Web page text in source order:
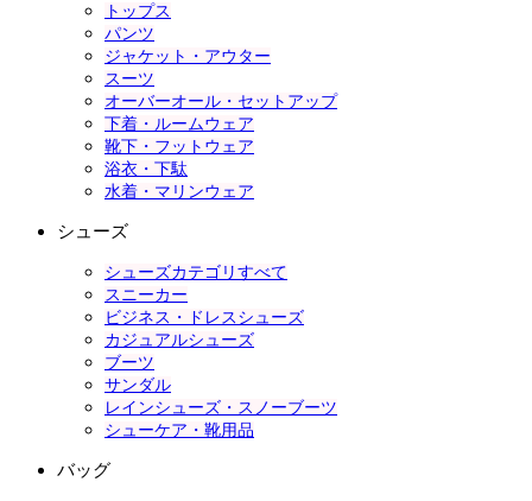
トップス
パンツ
ジャケット・アウター
スーツ
オーバーオール・セットアップ
下着・ルームウェア
靴下・フットウェア
浴衣・下駄
水着・マリンウェア
シューズ
シューズカテゴリすべて
スニーカー
ビジネス・ドレスシューズ
カジュアルシューズ
ブーツ
サンダル
レインシューズ・スノーブーツ
シューケア・靴用品
バッグ